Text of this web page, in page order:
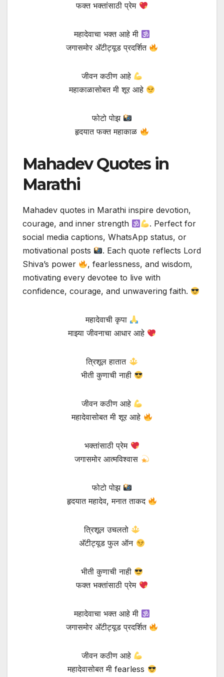
फक्त भक्तांसाठी प्रेम
महादेवाचा भक्त आहे मी
जगासमोर अ‍ॅटीट्यूड प्रदर्शित
जीवन कठीण आहे
महाकाळासोबत मी शूर आहे
फोटो पोझ
हृदयात फक्त महाकाळ
Mahadev Quotes in
Marathi
Mahadev quotes in Marathi inspire devotion,
courage, and inner strength
. Perfect for
social media captions, WhatsApp status, or
motivational posts
. Each quote reflects Lord
Shiva’s power
, fearlessness, and wisdom,
motivating every devotee to live with
confidence, courage, and unwavering faith.
महादेवाची कृपा
माझ्या जीवनाचा आधार आहे
त्रिशूल हातात
भीती कुणाची नाही
जीवन कठीण आहे
महादेवासोबत मी शूर आहे
भक्तांसाठी प्रेम
जगासमोर आत्मविश्वास
फोटो पोझ
हृदयात महादेव, मनात ताकद
त्रिशूल उचलतो
अ‍ॅटीट्यूड फुल ऑन
भीती कुणाची नाही
फक्त भक्तांसाठी प्रेम
महादेवाचा भक्त आहे मी
जगासमोर अ‍ॅटीट्यूड प्रदर्शित
जीवन कठीण आहे
महादेवासोबत मी fearless